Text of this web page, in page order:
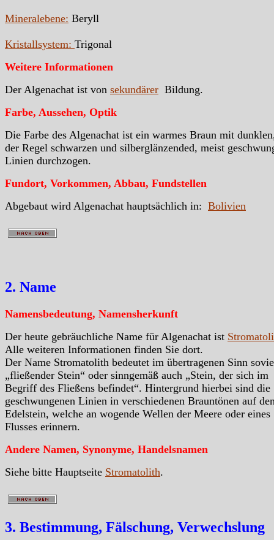
Mineralebene: Beryll
Kristallsystem: Trigonal
Weitere Informationen
Der Algenachat ist von sekundärer Bildung.
Farbe, Aussehen, Optik
Die Farbe des Algenachat ist ein warmes Braun mit
der Regel schwarzen und silberglänzended, meist
Linien durchzogen.
Fundort, Vorkommen, Abbau, Fundstellen
Abgebaut wird Algenachat hauptsächlich in: Bolivien
2. Name
Namensbedeutung, Namensherkunft
Der heute gebräuchliche Name für Algenachat ist
Alle weiteren Informationen finden Sie dort.
Der Name Stromatolith bedeutet im übertragenen Sinn
„fließender Stein“ oder sinngemäß auch „Stein, der sich im
Begriff des Fließens befindet“. Hintergrund hierbei sind die
geschwungenen Linien in verschiedenen Brauntönen auf
Edelstein, welche an wogende Wellen der Meere oder eines
Flusses erinnern.
Andere Namen, Synonyme, Handelsnamen
Siehe bitte Hauptseite Stromatolith.
3. Bestimmung, Fälschung, Verwechslung